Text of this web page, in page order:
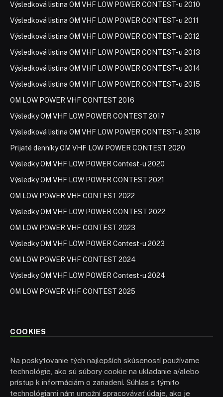
Výsledková listina OM VHF LOW POWER CONTEST-u 2010
Výsledková listina OM VHF LOW POWER CONTEST-u 2011
Výsledková listina OM VHF LOW POWER CONTEST-u 2012
Výsledková listina OM VHF LOW POWER CONTEST-u 2013
Výsledková listina OM VHF LOW POWER CONTEST-u 2014
Výsledková listina OM VHF LOW POWER CONTEST-u 2015
OM LOW POWER VHF CONTEST 2016
Výsledky OM VHF LOW POWER CONTEST 2017
Výsledková listina OM VHF LOW POWER CONTEST-u 2019
Prijaté denníky OM VHF LOW POWER CONTEST 2020
Výsledky OM VHF LOW POWER Contest-u 2020
Výsledky OM VHF LOW POWER CONTEST 2021
OM LOW POWER VHF CONTEST 2022
Výsledky OM VHF LOW POWER CONTEST 2022
OM LOW POWER VHF CONTEST 2023
Výsledky OM VHF LOW POWER Contest-u 2023
OM LOW POWER VHF CONTEST 2024
Výsledky OM VHF LOW POWER Contest-u 2024
OM LOW POWER VHF CONTEST 2025
COOKIES
Na poskytovanie tých najlepších skúseností používame
technológie, ako sú súbory cookie na ukladanie a/alebo
prístup k informáciám o zariadení. Súhlas s týmito
technológiami nám umožní spracovávať údaje, ako je